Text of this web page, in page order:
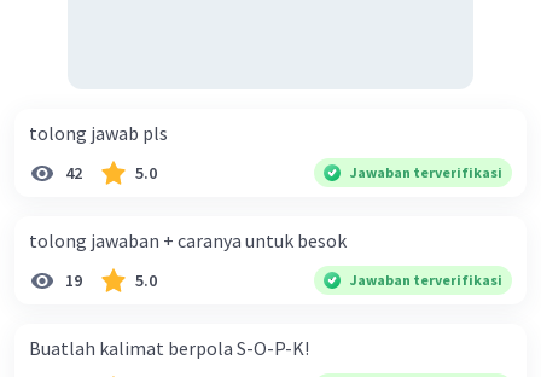
tolong jawab pls
42 5.0 Jawaban terverifikasi
tolong jawaban + caranya untuk besok
19 5.0 Jawaban terverifikasi
Buatlah kalimat berpola S-O-P-K!